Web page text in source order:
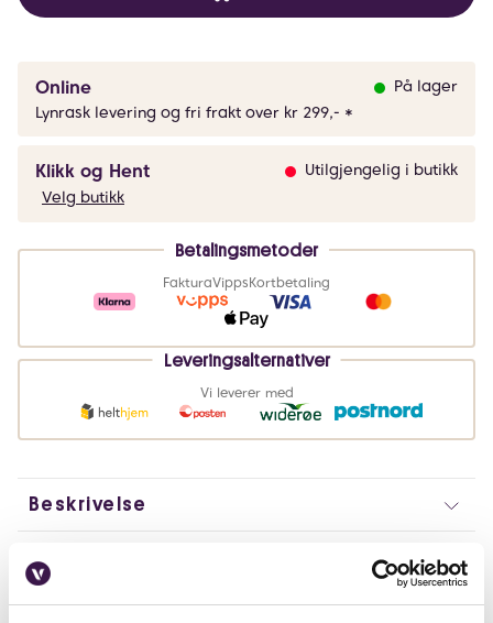
Online
På lager
Lynrask levering og fri frakt over kr 299,- *
Klikk og Hent
Utilgjengelig i butikk
Velg butikk
Betalingsmetoder
FakturaVippsKortbetaling
Leveringsalternativer
Vi leverer med
Beskrivelse
Bruk
Fordeler